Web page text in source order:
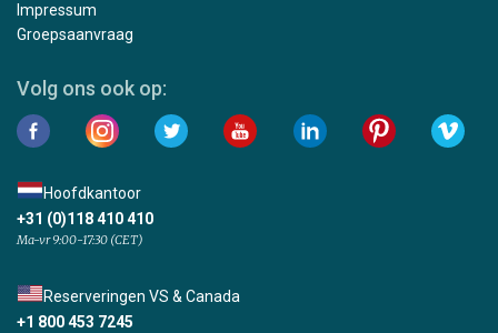
Impressum
Groepsaanvraag
Volg ons ook op:
Hoofdkantoor
+31 (0)118 410 410
Ma-vr 9:00-17:30 (CET)
Reserveringen VS & Canada
+1 800 453 7245